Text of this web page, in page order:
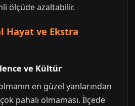
ölçüde azaltabilir.
Hayat ve Ekstra
ve Kültür
en güzel yanlarından
pahalı olmaması. İlçede